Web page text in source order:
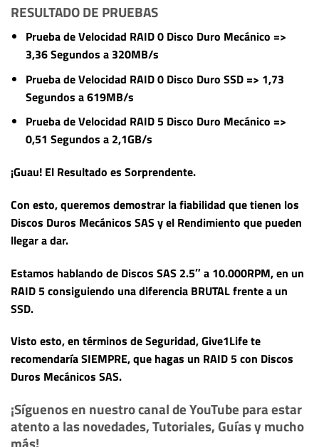
RESULTADO DE PRUEBAS
Prueba de Velocidad RAID 0 Disco Duro Mecánico =>
3,36 Segundos a 320MB/s
Prueba de Velocidad RAID 0 Disco Duro SSD=> 1,73
Segundos a 619MB/s
Prueba de Velocidad RAID 5 Disco Duro Mecánico =>
0,51 Segundos a 2,1GB/s
¡Guau! El Resultado es Sorprendente.
Con esto, queremos demostrar lafiabilidad que tienen los
Discos Duros Mecánicos SAS y el Rendimiento que pueden
llegar a dar.
Estamos hablando de Discos SAS 2.5″ a 10.000RPM, en un
RAID 5 consiguiendo unadiferencia BRUTAL frente a un
SSD.
Visto esto, en términos de Seguridad, Give1Life te
recomendaría SIEMPRE, que hagas un RAID 5 con Discos
Duros Mecánicos SAS.
¡Síguenos en nuestro canal de YouTube para estar
atento a las novedades, Tutoriales, Guías y mucho